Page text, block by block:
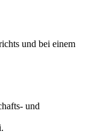
und bei einem
und